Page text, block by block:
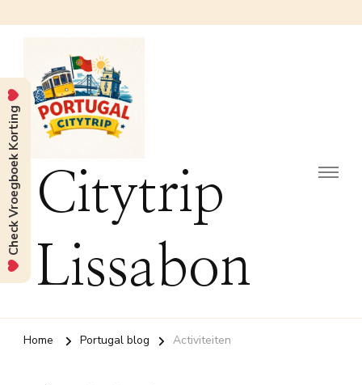
Citytrip
Lissabon
Home Portugal blog Activiteiten
Check Vroegboek Korting